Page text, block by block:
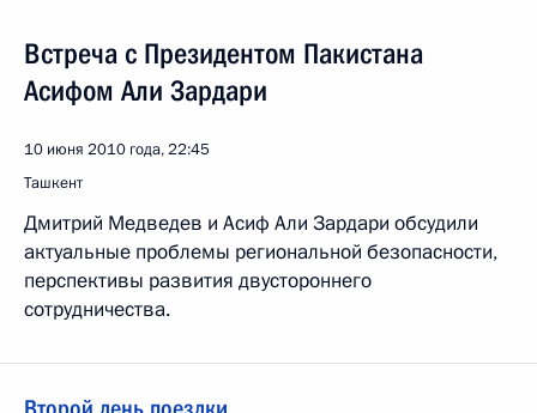
Встреча с Президентом Пакистана
Асифом Али Зардари
10 июня 2010 года, 22:45
Ташкент
Дмитрий Медведев и Асиф Али Зардари обсудили
актуальные проблемы региональной безопасности,
перспективы развития двустороннего
сотрудничества.